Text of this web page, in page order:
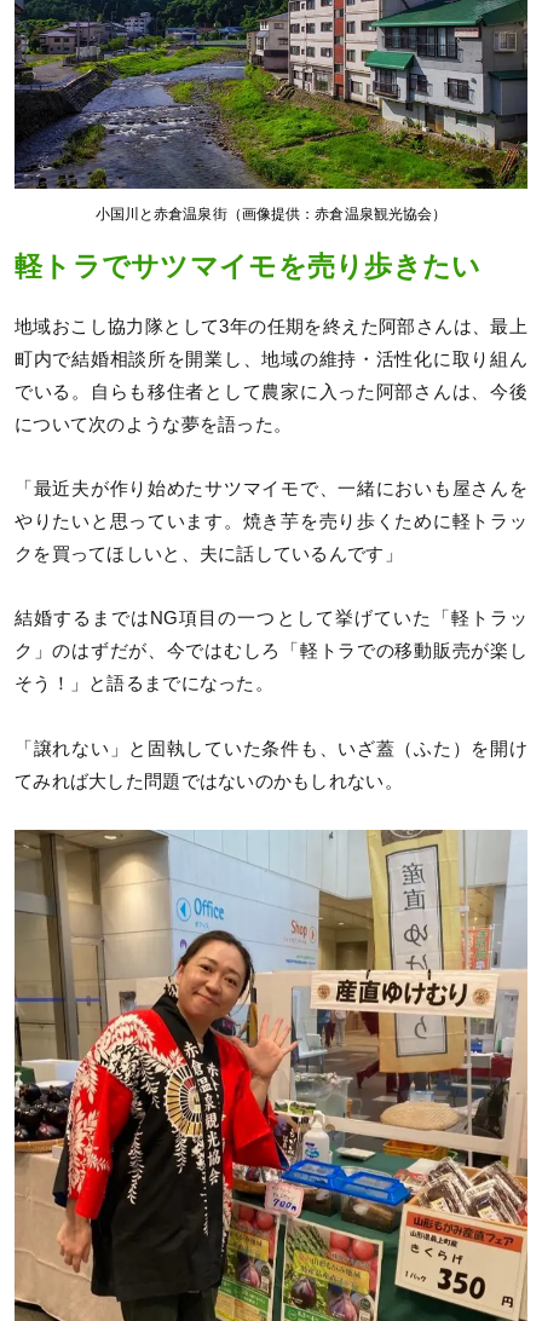
小国川と赤倉温泉街（画像提供：赤倉温泉観光協会）
軽トラでサツマイモを売り歩きたい
地域おこし協力隊として3年の任期を終えた阿部さんは、最上
町内で結婚相談所を開業し、地域の維持・活性化に取り組ん
でいる。自らも移住者として農家に入った阿部さんは、今後
について次のような夢を語った。
「最近夫が作り始めたサツマイモで、一緒においも屋さんを
やりたいと思っています。焼き芋を売り歩くために軽トラッ
クを買ってほしいと、夫に話しているんです」
結婚するまではNG項目の一つとして挙げていた「軽トラッ
ク」のはずだが、今ではむしろ「軽トラでの移動販売が楽し
そう！」と語るまでになった。
「譲れない」と固執していた条件も、いざ蓋（ふた）を開け
てみれば大した問題ではないのかもしれない。